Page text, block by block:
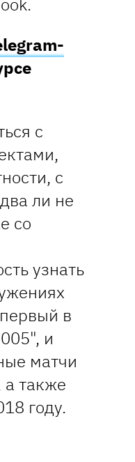
с
с
ли не
со
узнать
в
и
матчи
а также
году.